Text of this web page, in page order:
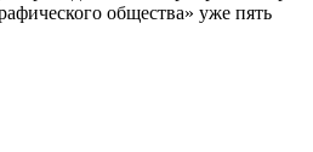
общества» уже пять